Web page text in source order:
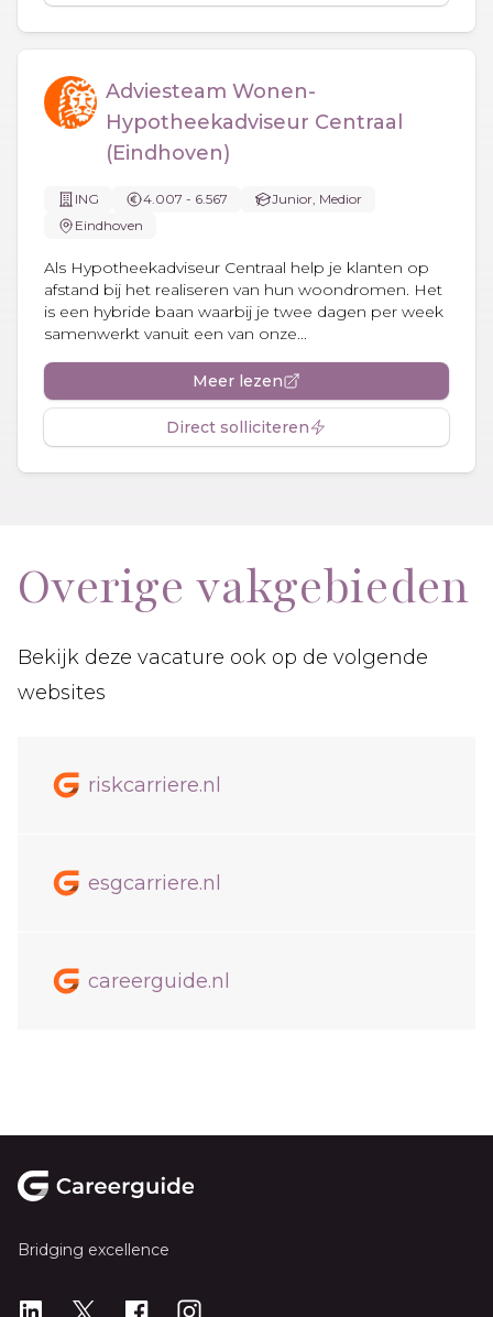
Adviesteam Wonen-
Hypotheekadviseur Centraal
(Eindhoven)
ING 4.007 - 6.567
Junior, Medior
Eindhoven
Als Hypotheekadviseur Centraal help je klanten op
afstand bij het realiseren van hun woondromen. Het
is een hybride baan waarbij je twee dagen per week
samenwerkt vanuit een van onze...
Meer lezen
Direct solliciteren
Overige vakgebieden
Bekijk deze vacature ook op de volgende
websites
riskcarriere.nl
esgcarriere.nl
careerguide.nl
Bridging excellence
LinkedIn
X Instagram